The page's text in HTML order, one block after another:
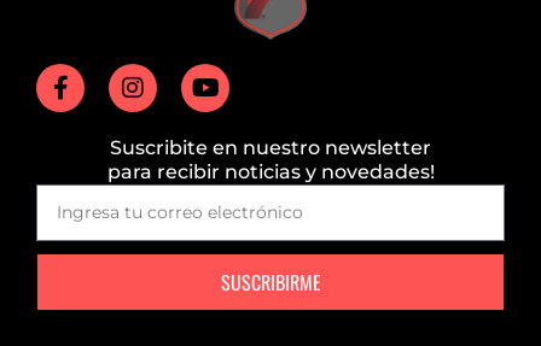
Suscribite en nuestro newsletter
para recibir noticias y novedades!
SUSCRIBIRME